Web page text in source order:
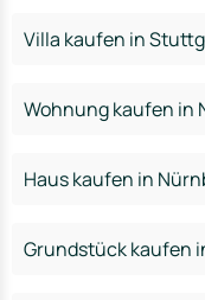
Villa kaufen in
Wohnung kaufen in
Haus kaufen in
Grundstück kaufen